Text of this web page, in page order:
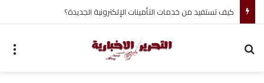
أحمد جابر حسين طه معلم القرآن لغير الناطقين من أسوان